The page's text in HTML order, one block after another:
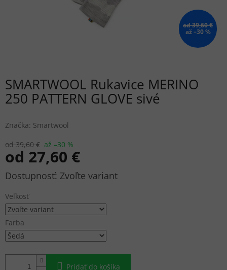
od 39,60 €
až –30 %
SMARTWOOL Rukavice MERINO
250 PATTERN GLOVE sivé
Značka: Smartwool
od 39,60 € až –30 %
od 27,60 €
Jednotková
Zvoľte variant
Veľkosť
Farba
Pridať do košíka